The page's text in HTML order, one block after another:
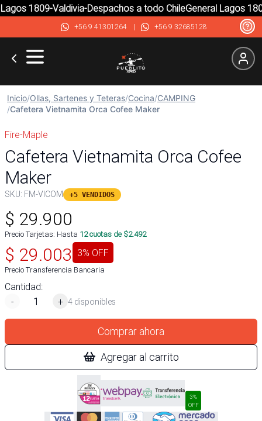
1809-Valdivia-Despachos a todo ChileGeneral Lagos
+56 9 41301264| +56 9 32685128
Inicio/Ollas, Sartenes y Teteras/Cocina/CAMPING
/Cafetera Vietnamita Orca Cofee Maker
Fire-Maple
Cafetera Vietnamita Orca Cofee
Maker
SKU: FM-VICOM +5 VENDIDOS
$ 29.900
Precio Tarjetas: Hasta 12cuotas de $2.492
$ 29.003 3% OFF
Precio Transferencia Bancaria
Cantidad:
-
+ 4 disponibles
Comprar ahora
Agregar al carrito
3%
OFF